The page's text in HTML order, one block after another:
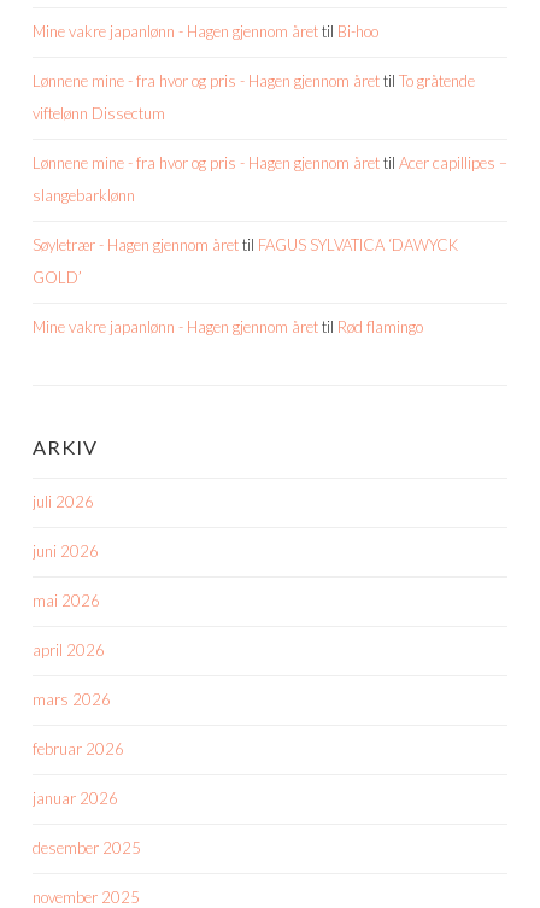
Mine vakre japanlønn - Hagen gjennom årettil Bi-hoo
Lønnene mine - fra hvor og pris - Hagen gjennom årettil To gråtende
viftelønn Dissectum
Lønnene mine - fra hvor og pris - Hagen gjennom årettil Acer capillipes –
slangebarklønn
Søyletrær - Hagen gjennom årettil FAGUS SYLVATICA ‘DAWYCK
GOLD’
Mine vakre japanlønn - Hagen gjennom årettil Rød flamingo
ARKIV
juli 2026
juni 2026
mai 2026
april 2026
mars 2026
februar 2026
januar 2026
desember 2025
november 2025